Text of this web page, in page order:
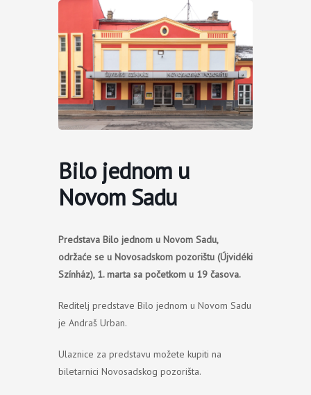
Bilo jednom u
Novom Sadu
Predstava Bilo jednom u Novom Sadu,
održaće se u Novosadskom pozorištu (Újvidéki
Színház), 1. marta sa početkom u 19 časova.
Reditelj predstave Bilo jednom u Novom Sadu
je Andraš Urban.
Ulaznice za predstavu možete kupiti na
biletarnici Novosadskog pozorišta.